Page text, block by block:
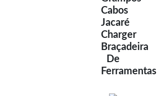
Cabos
Jacaré
Charger
Braçadeira
De
Ferramentas